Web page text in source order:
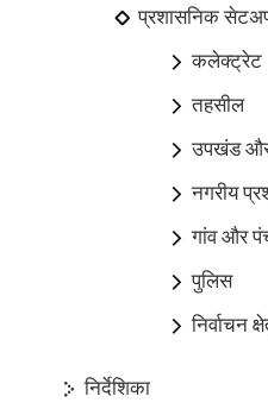
प्रशासनिक
कलेक्ट्रेट
तहसील
उपखंड
नगरीय
गांव और
पुलिस
निर्वाचन
निर्देशिका